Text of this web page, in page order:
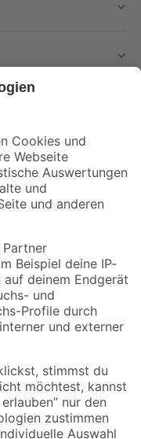
mehr verpassen!